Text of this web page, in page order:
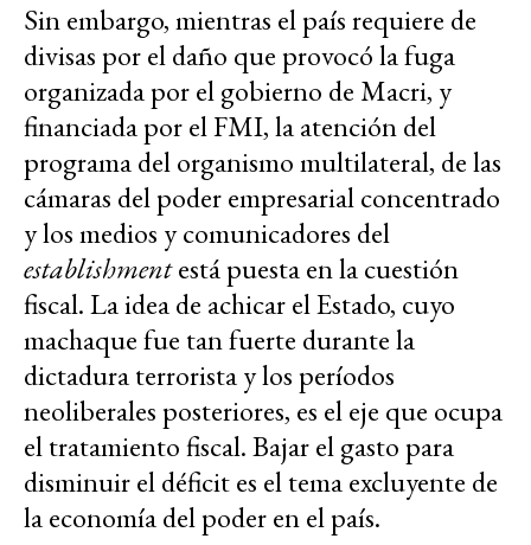
Sin embargo, mientras el país requiere de
divisas por el daño que provocó la fuga
organizada por el gobierno de Macri, y
financiada por el FMI, la atención del
programa del organismo multilateral, de las
cámaras del poder empresarial concentrado
y los medios y comunicadores del
establishmentestá puesta en la cuestión
fiscal. La idea de achicar el Estado, cuyo
machaque fue tan fuerte durante la
dictadura terrorista y los períodos
neoliberales posteriores, es el eje que ocupa
el tratamiento fiscal. Bajar el gasto para
disminuir el déficit es el tema excluyente de
la economía del poder en el país.